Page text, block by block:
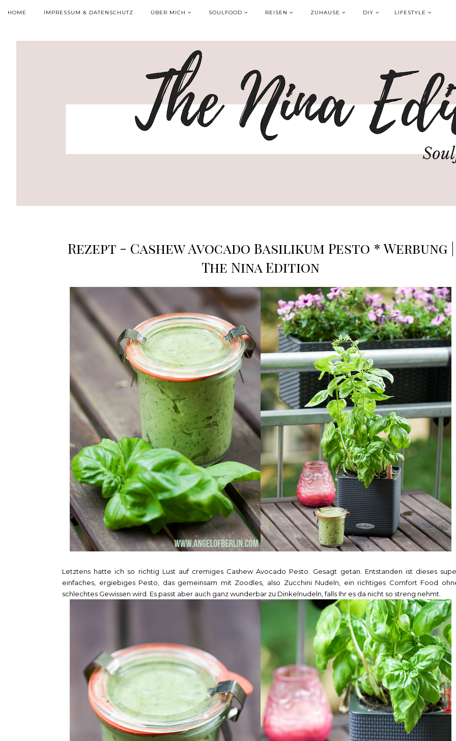
HOME IMPRESSUM & DATENSCHUTZ ÜBER MICH SOULFOOD REISEN ZUHAUSE DIY LIFESTYLE
Rezept - Cashew Avocado Basilikum Pesto * Werbung |
The Nina Edition
Letztens hatte ich so richtig Lust auf cremiges Cashew Avocado Pesto. Gesagt getan. Entstanden ist dieses
einfaches, ergiebiges Pesto, das gemeinsam mit Zoodles, also Zucchini Nudeln, ein richtiges Comfort Food
schlechtes Gewissen wird. Es passt aber auch ganz wunderbar zu Dinkelnudeln, falls Ihr es da nicht so streng nehmt.